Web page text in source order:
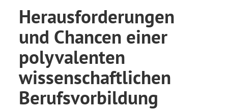
Herausforderungen
und Chancen einer
polyvalenten
wissenschaftlichen
Berufsvorbildung